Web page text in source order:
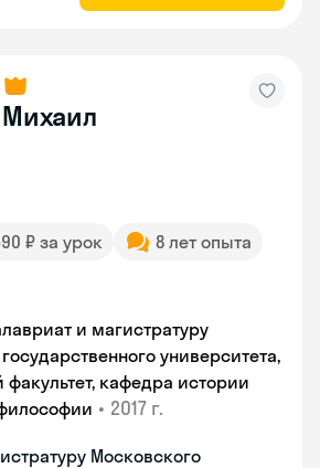
Михаил
₽ за урок
8 лет опыта
и магистратуру
университета,
кафедра истории
• 2017 г.
Московского